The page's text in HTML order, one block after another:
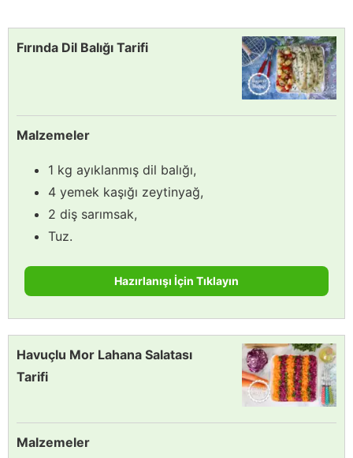
Fırında Dil Balığı Tarifi
Malzemeler
1 kg ayıklanmış dil balığı,
4 yemek kaşığı zeytinyağ,
2 diş sarımsak,
Tuz.
Hazırlanışı İçin Tıklayın
Havuçlu Mor Lahana Salatası
Tarifi
Malzemeler